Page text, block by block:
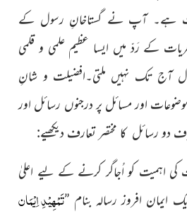
ہے۔ آپ نے گستاخانِ رسول کے
کے رَدّ میں ایسا عظیم علمی و قلمی
آج تک نہیں ملتی۔افضیلت و شانِ
اور مسائل پر درجنوں رسائل اور
رسائل کا مختصر تعارف دیکھیے:
اہمیت کو اُجاگر کرنے کے لیے اعلیٰ
ایمان افروز رسالہ بنام ”تَمْھِیْدِ اِیْمَان